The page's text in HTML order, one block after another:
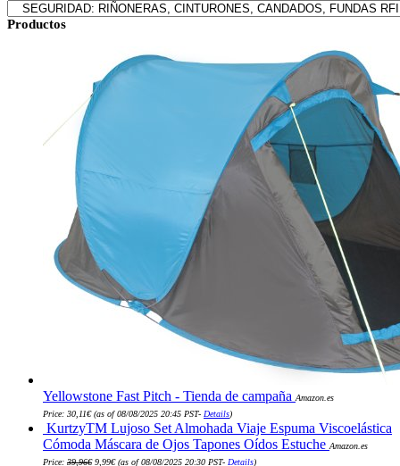
Productos
Yellowstone Fast Pitch - Tienda de campaña Amazon.es
Price: 30,11€(as of 08/08/2025 20:45 PST- Details)
KurtzyTM Lujoso Set Almohada Viaje Espuma Viscoelástica
Cómoda Máscara de Ojos Tapones Oídos Estuche Amazon.es
Price: 39,96€ 9,99€(as of 08/08/2025 20:30 PST- Details)